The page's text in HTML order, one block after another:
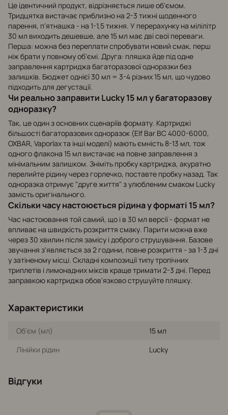
Це ідентичний продукт, відрізняється лише об'ємом.
Тридцятка вистачає приблизно на 2-3 тижні щоденного
парення, п'ятнашка - на 1-1,5 тижня. У перерахунку на мілілітр
30 мл виходить дешевше, але 15 мл має дві свої переваги.
Перша: можна без переплати спробувати новий смак, перш
ніж брати у повному об'ємі. Друга: пляшка йде під одне
заправлення картриджа багаторазової одноразки без
залишків. Бюджет однієї 30 мл = 3-4 різних 15 мл, що чудово
підходить для дегустації.
Чи реально заправити Lucky 15 мл у багаторазову
одноразку?
Так, це один з основних сценаріїв формату. Картриджі
більшості багаторазових одноразок (Elf Bar BC 4000-6000,
OXBAR, Vaporlax та інші моделі) мають ємність 8-13 мл, тож
одного флакона 15 мл вистачає на повне заправлення з
мінімальним залишком. Зніміть пробку картриджа, акуратно
перелийте рідину через горлечко, поставте пробку назад. Так
одноразка отримує "друге життя" з улюбленим смаком Lucky
замість оригінального.
Скільки часу настоюється рідина у форматі 15 мл?
Час настоювання той самий, що і в 30 мл версії - формат не
впливає на швидкість розкриття смаку. Парити можна вже
через 30 хвилин після замісу і доброго струшування. Базове
звучання з'являється за 2 години, повне розкриття - за 1-3 дні
у затіненому місці. Складні композиції типу тропічних
триплетів і лимонадних міксів краще тримати 2-3 дні. Перед
заправкою картриджа обов'язково струшуйте пляшку.
Характеристики
Об'єм (мл)
15 мл
Лінійки рідин
Lucky
Відгуки